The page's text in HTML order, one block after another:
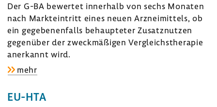
für
phar­
ma­
zeu­
ti­
sche
nehmen
Der G-BA bewertet inner­halb von sechs Monaten
nach Markt­ein­tritt eines neuen Arznei­mit­tels, ob
ein gege­be­nen­falls behaup­teter Zusatz­nutzen
gegen­über der zweck­mä­ßigen Vergleichs­the­rapie
aner­kannt wird.
mehrzu:
der
EU-HTA